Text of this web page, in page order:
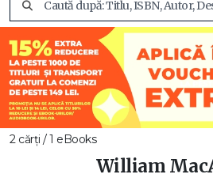
2 cărți / 1 eBooks
William